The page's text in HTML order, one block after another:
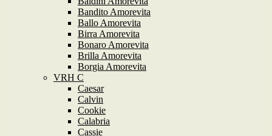
Bandito Amorevita
Ballo Amorevita
Birra Amorevita
Bonaro Amorevita
Brilla Amorevita
Borgia Amorevita
VRH C
Caesar
Calvin
Cookie
Calabria
Cassie